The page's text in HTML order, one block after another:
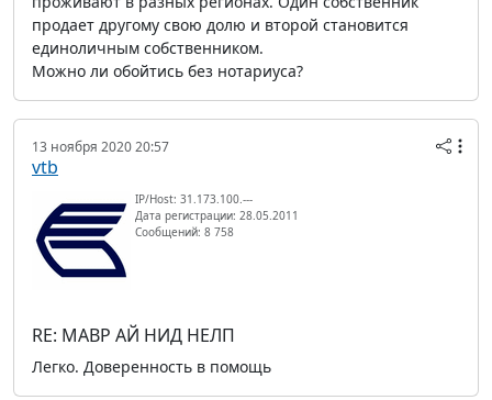
продает другому свою долю и второй становится
единоличным собственником.
Можно ли обойтись без нотариуса?
13 ноября 2020 20:57
vtb
IP/Host: 31.173.100.---
Дата регистрации: 28.05.2011
Сообщений: 8 758
RE: МАВР АЙ НИД НЕЛП
Легко. Доверенность в помощь